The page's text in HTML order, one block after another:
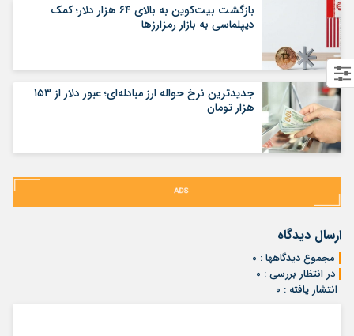
بازگشت بیت‌کوین به بالای ۶۴ هزار دلار؛ کمک
دیپلماسی به بازار رمزارزها
جدیدترین نرخ حواله ارز مبادله‌ای؛ عبور دلار از ۱۵۳
هزار تومان
ارسال دیدگاه
مجموع دیدگاهها : ۰
در انتظار بررسی : ۰
انتشار یافته : ۰